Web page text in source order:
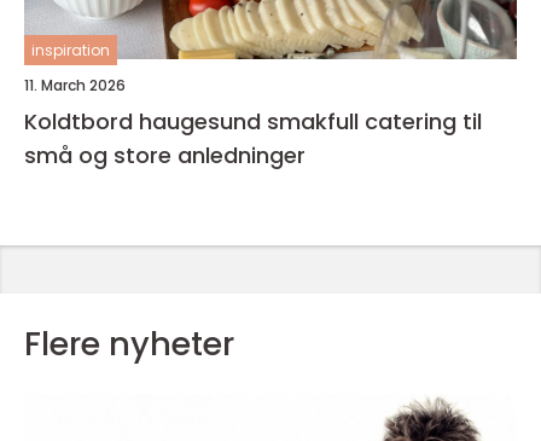
inspiration
11. March 2026
Koldtbord haugesund smakfull catering til
små og store anledninger
Flere nyheter